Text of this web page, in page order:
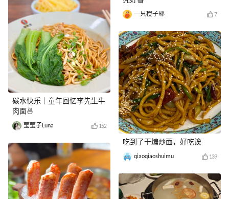
碳水快乐｜童年回忆李先生牛
肉面🍜
莹莹子Luna 152
一只橙子耶 7
吃到了干煸炒面，好吃诶
qiaoqiaoshuimu 139